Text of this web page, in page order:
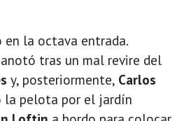
la octava entrada.
anotó tras un mal revire del
y, posteriormente, Carlos
la pelota por el jardín